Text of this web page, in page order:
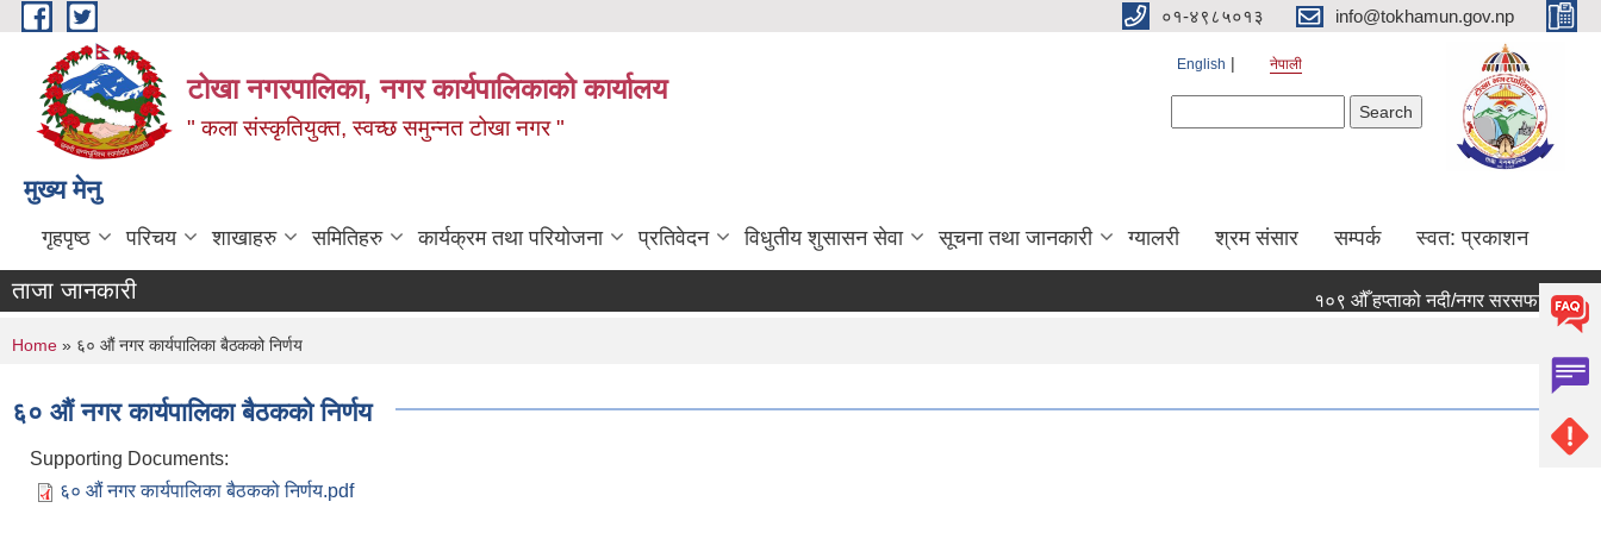
Skip to main content ०१-४९८५०१३ info@tokhamun.gov.np
टोखा नगरपालिका, नगर कार्यपालिकाको कार्यालय
" कला संस्कृतियुक्त, स्वच्छ समुन्‍नत टोखा नगर "
English नेपाली
मुख्य मेनु
गृहपृष्ठ परिचय शाखाहरु समितिहरु कार्यक्रम तथा परियोजना प्रतिवेदन विधुतीय शुसासन सेवा सूचना तथा जानकारी ग्यालरी श्रम संसार सम्पर्क स्वत: प्रकाशन
ताजा जानकारी १०९ औँ हप्ताको नदी/नगर सरसफाई
You are here
Home » ६० औं नगर कार्यपालिका बैठकको निर्णय
६० औं नगर कार्यपालिका बैठकको निर्णय
Supporting Documents:
६० औं नगर कार्यपालिका बैठकको निर्णय.pdf